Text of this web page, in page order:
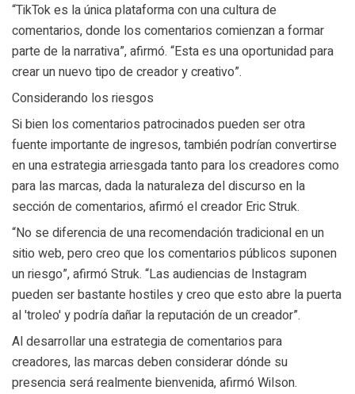
“TikTok es la única plataforma con una cultura de
comentarios, donde los comentarios comienzan a formar
parte de la narrativa”, afirmó. “Esta es una oportunidad para
crear un nuevo tipo de creador y creativo”.
Considerando los riesgos
Si bien los comentarios patrocinados pueden ser otra
fuente importante de ingresos, también podrían convertirse
en una estrategia arriesgada tanto para los creadores como
para las marcas, dada la naturaleza del discurso en la
sección de comentarios, afirmó el creador Eric Struk.
“No se diferencia de una recomendación tradicional en un
sitio web, pero creo que los comentarios públicos suponen
un riesgo”, afirmó Struk. “Las audiencias de Instagram
pueden ser bastante hostiles y creo que esto abre la puerta
al 'troleo' y podría dañar la reputación de un creador”.
Al desarrollar una estrategia de comentarios para
creadores, las marcas deben considerar dónde su
presencia será realmente bienvenida, afirmó Wilson.